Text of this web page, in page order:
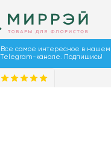
Все самое интересное в нашем
Telegram-канале. Подпишись!